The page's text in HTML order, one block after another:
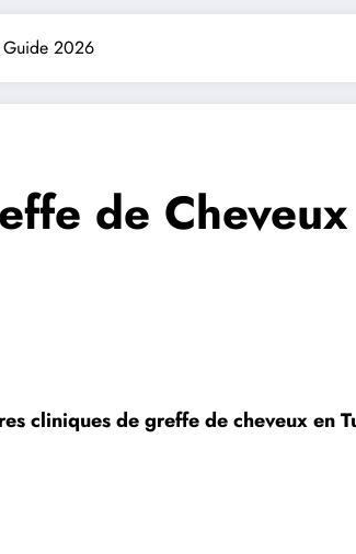
Guide 2026
de
cliniques de greffe de cheveux en